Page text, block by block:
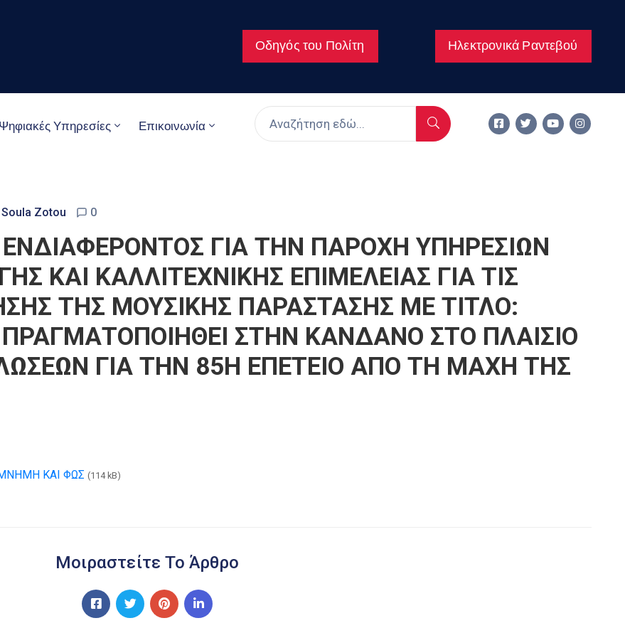
Οδηγός του Πολίτη Ηλεκτρονικά Ραντεβού
Ψηφιακές Υπηρεσίες Επικοινωνία
Soula Zotou 0
ΓΙΑ ΤΗΝ ΠΑΡΟΧΗ ΥΠΗΡΕΣΙΩΝ
ΚΑΙ ΚΑΛΛΙΤΕΧΝΙΚΗΣ ΕΠΙΜΕΛΕΙΑΣ ΓΙΑ ΤΙΣ
ΤΗΣ ΜΟΥΣΙΚΗΣ ΠΑΡΑΣΤΑΣΗΣ ΜΕ ΤΙΤΛΟ:
ΣΤΗΝ ΚΑΝΔΑΝΟ ΣΤΟ ΠΛΑΙΣΙΟ
ΓΙΑ ΤΗΝ 85Η ΕΠΕΤΕΙΟ ΑΠΟ ΤΗ ΜΑΧΗ ΤΗΣ
ΚΑΙ ΦΩΣ (114 kB)
Μοιραστείτε Το Άρθρο